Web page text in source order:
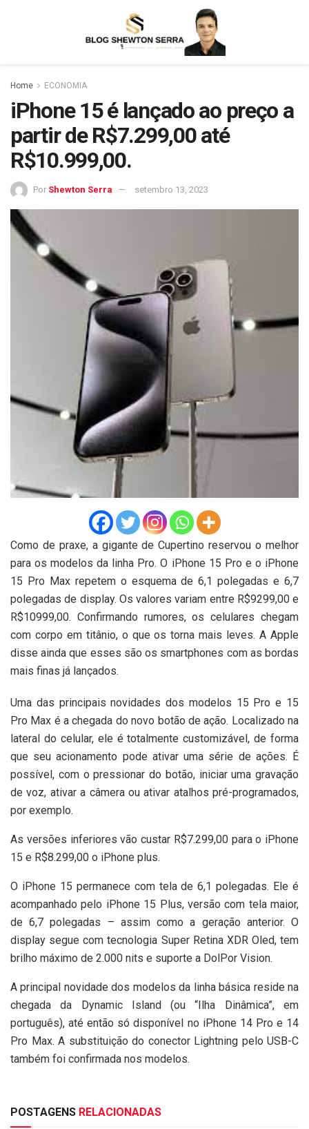
Home ECONOMIA
iPhone 15 é lançado ao preço a
partir de R$7.299,00 até
R$10.999,00.
Por Shewton Serra setembro 13, 2023
Como de praxe, a gigante de Cupertino reservou o melhor
para os modelos da linha Pro. O iPhone 15 Pro e o iPhone
15 Pro Max repetem o esquema de 6,1 polegadas e 6,7
polegadas de display. Os valores variam entre R$9299,00 e
R$10999,00. Confirmando rumores, os celulares chegam
com corpo em titânio, o que os torna mais leves. A Apple
disse ainda que esses são os smartphones com as bordas
mais finas já lançados.
Uma das principais novidades dos modelos 15 Pro e 15
Pro Max é a chegada do novo botão de ação. Localizado na
lateral do celular, ele é totalmente customizável, de forma
que seu acionamento pode ativar uma série de ações. É
possível, com o pressionar do botão, iniciar uma gravação
de voz, ativar a câmera ou ativar atalhos pré-programados,
por exemplo.
As versões inferiores vão custar R$7.299,00 para o iPhone
15 e R$8.299,00 o iPhone plus.
O iPhone 15 permanece com tela de 6,1 polegadas. Ele é
acompanhado pelo iPhone 15 Plus, versão com tela maior,
de 6,7 polegadas – assim como a geração anterior. O
display segue com tecnologia Super Retina XDR Oled, tem
brilho máximo de 2.000 nits e suporte a DolPor Vision.
A principal novidade dos modelos da linha básica reside na
chegada da Dynamic Island (ou “Ilha Dinâmica”, em
português), até então só disponível no iPhone 14 Pro e 14
Pro Max. A substituição do conector Lightning pelo USB-C
também foi confirmada nos modelos.
POSTAGENS RELACIONADAS